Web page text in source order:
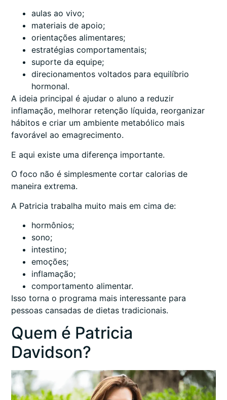
aulas ao vivo;
materiais de apoio;
orientações alimentares;
estratégias comportamentais;
suporte da equipe;
direcionamentos voltados para equilíbrio
hormonal.
A ideia principal é ajudar o aluno a reduzir
inflamação, melhorar retenção líquida, reorganizar
hábitos e criar um ambiente metabólico mais
favorável ao emagrecimento.
E aqui existe uma diferença importante.
O foco não é simplesmente cortar calorias de
maneira extrema.
A Patricia trabalha muito mais em cima de:
hormônios;
sono;
intestino;
emoções;
inflamação;
comportamento alimentar.
Isso torna o programa mais interessante para
pessoas cansadas de dietas tradicionais.
Quem é Patricia
Davidson?